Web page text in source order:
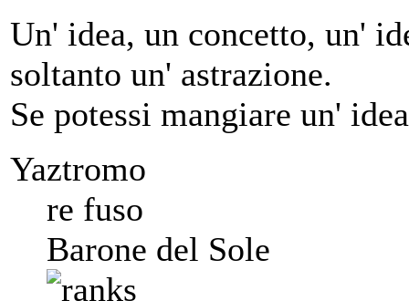
Un' idea, un concetto, un'
soltanto un' astrazione.
Se potessi mangiare un'
Yaztromo
re fuso
Barone del Sole